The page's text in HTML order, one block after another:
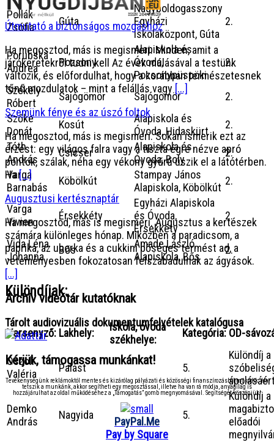
Pollák
Zsófia
Gúta
Nagyboldogasszony
Egyházi
Iskolaközpont, Gúta
2.
Porubská
Andrea
Pozsony
Alapiskola és
Óvoda,
Pozsonypüspöki
2.
Székely
Róbert
Sajógömör Sajógömör
2.
Szőke
Donát
Kosút
Alapiskola és
Óvoda, Hidaskürt
2.
Tóth
András
Csicser
Alapiskola és
Óvoda, Boly
2.
Varga
Barnabás
Köbölkút
Stampay János
Alapiskola, Köbölkút
2.
Varga
Vivien
Érsekkéty
Egyházi Alapiskola
és Óvoda,
Érsekkéty
2.
Vida Léna
Johanna
Bős
Amade László
Alapiskola, Bős
2.
Különdíjak:
Versenyző: Lakhely:
Iskola, óvoda
székhelye:
Kategória: OD-
Oszoli
Valéria
Palást 5.
Különdíj
Demko
András
Nagyida 5.
Különdíj a
előadói
Útmutató a biztonságos mozgáshoz
Ha megosztod, más is megismeri. Minden, amit a
járókeretekről tudni kell Az évek múlásával a testünk
változik, és előfordulhat, hogy a korábban természetesnek
tűnő mozdulatok – mint a felállás vagy [...]
Szemünk fénye és az úszó foltok
Ha megosztod, más is megismeri. Sokan ismerik ezt az
érzést: egy világos falra vagy a tiszta égre nézve apró
pontok, szálak, néha egy vékony gyűrű úszik el a látótérben.
Ha[...]
Augusztusi kertésznaptár
Ha megosztod, más is megismeri. Augusztus a kertészek
számára különleges hónap. Miközben a paradicsom, a
paprika, az uborka és a cukkini bőséges termést ad, a
veteményesben fokozatosan felszabadulnak az ágyások.
[...]
Archív videótár kutatóknak
Tárolt audiovizuális dokumentumfelvételek katalógusa
Kérjük, támogassa munkánkat!
Tevékenységünk reklámoktól mentes és kizárólag pályázati és közösségi finanszírozásból működik. Ha
tetszik a munkánk, akkor segítheti egy megosztással, illetve ha van rá módja, anyagilag is
hozzájárulhat az oldal működéséhez a „Támogatás” gomb megnyomásával. Segítségét köszönjük!
PayPal.Me
Pay by Square